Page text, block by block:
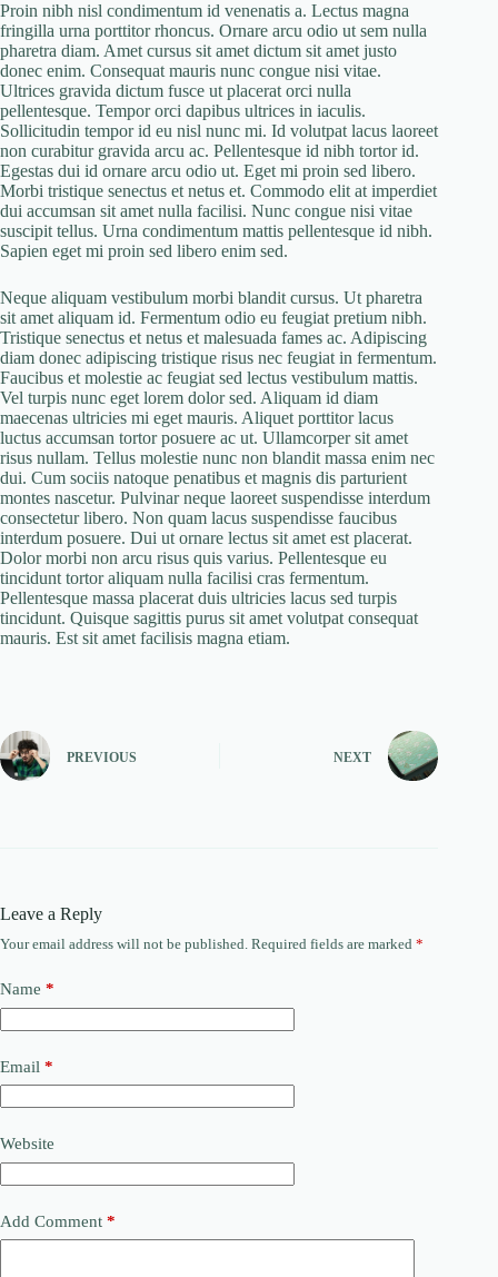
Proin nibh nisl condimentum id venenatis a. Lectus magna
fringilla urna porttitor rhoncus. Ornare arcu odio ut sem nulla
pharetra diam. Amet cursus sit amet dictum sit amet justo
donec enim. Consequat mauris nunc congue nisi vitae.
Ultrices gravida dictum fusce ut placerat orci nulla
pellentesque. Tempor orci dapibus ultrices in iaculis.
Sollicitudin tempor id eu nisl nunc mi. Id volutpat lacus laoreet
non curabitur gravida arcu ac. Pellentesque id nibh tortor id.
Egestas dui id ornare arcu odio ut. Eget mi proin sed libero.
Morbi tristique senectus et netus et. Commodo elit at imperdiet
dui accumsan sit amet nulla facilisi. Nunc congue nisi vitae
suscipit tellus. Urna condimentum mattis pellentesque id nibh.
Sapien eget mi proin sed libero enim sed.
Neque aliquam vestibulum morbi blandit cursus. Ut pharetra
sit amet aliquam id. Fermentum odio eu feugiat pretium nibh.
Tristique senectus et netus et malesuada fames ac. Adipiscing
diam donec adipiscing tristique risus nec feugiat in fermentum.
Faucibus et molestie ac feugiat sed lectus vestibulum mattis.
Vel turpis nunc eget lorem dolor sed. Aliquam id diam
maecenas ultricies mi eget mauris. Aliquet porttitor lacus
luctus accumsan tortor posuere ac ut. Ullamcorper sit amet
risus nullam. Tellus molestie nunc non blandit massa enim nec
dui. Cum sociis natoque penatibus et magnis dis parturient
montes nascetur. Pulvinar neque laoreet suspendisse interdum
consectetur libero. Non quam lacus suspendisse faucibus
interdum posuere. Dui ut ornare lectus sit amet est placerat.
Dolor morbi non arcu risus quis varius. Pellentesque eu
tincidunt tortor aliquam nulla facilisi cras fermentum.
Pellentesque massa placerat duis ultricies lacus sed turpis
tincidunt. Quisque sagittis purus sit amet volutpat consequat
mauris. Est sit amet facilisis magna etiam.
PREVIOUS NEXT
Leave a Reply
Your email address will not be published. Required fields are marked *
Name *
Email *
Website
Add Comment *